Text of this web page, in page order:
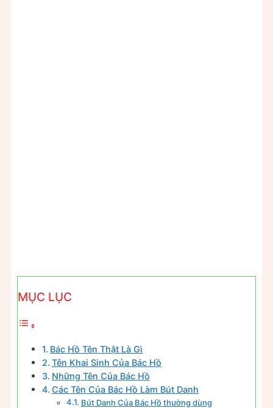
MỤC LỤC
Bác Hồ Tên Thật Là Gì
Tên Khai Sinh Của Bác Hồ
Những Tên Của Bác Hồ
Các Tên Của Bác Hồ Làm Bút Danh
Bút Danh Của Bác Hồ thường dùng